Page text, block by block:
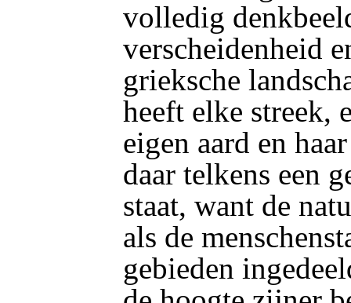
volledig
verscheidenheid
grieksche
heeft elke streek,
eigen aard en
daar telkens een
staat, want de
als de
gebieden